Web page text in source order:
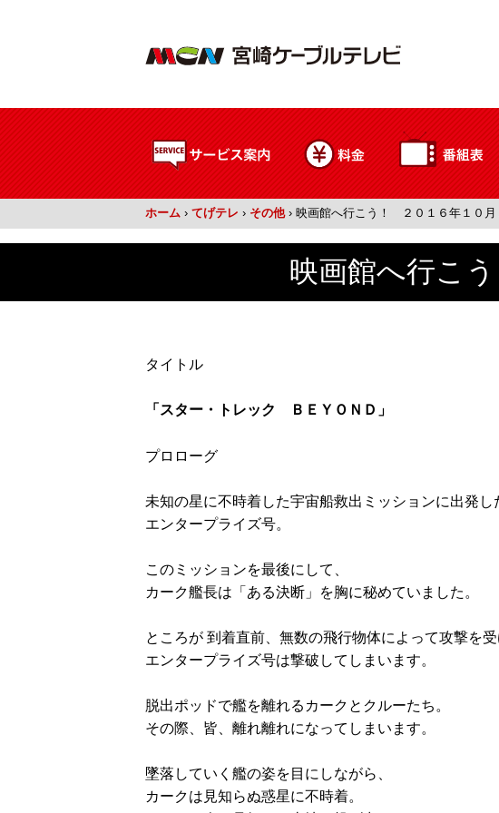
ホーム › てげテレ › その他 › 映画館へ行こう！ ２０１６年１０月
映画館へ行こ
タイトル
「スター・トレック ＢＥＹＯＮＤ」
プロローグ
未知の星に不時着した宇宙船救出ミッションに出発し
エンタープライズ号。
このミッションを最後にして、
カーク艦長は「ある決断」を胸に秘めていました。
ところが 到着直前、無数の飛行物体によって攻撃を受
エンタープライズ号は撃破してしまいます。
脱出ポッドで艦を離れるカークとクルーたち。
その際、皆、離れ離れになってしまいます。
墜落していく艦の姿を目にしながら、
カークは見知らぬ惑星に不時着。